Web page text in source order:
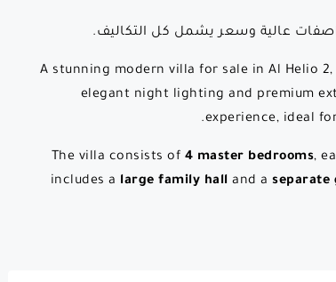
عالية وسعر يشمل كل التكاليف.
A stunning modern villa for sale in Al Helio
elegant night lighting and premium
experience, ideal
The villa consists of 4 master bedrooms,
includes a large family hall and aseparate